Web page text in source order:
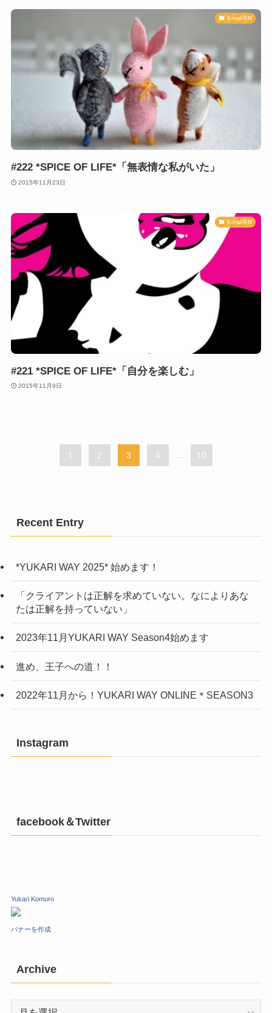
K-mail-BN
#222 *SPICE OF LIFE*「無表情な私がいた」
2015年11月23日
K-mail-BN
#221 *SPICE OF LIFE*「自分を楽しむ」
2015年11月9日
1 2 3 4 10
Recent Entry
*YUKARI WAY 2025* 始めます！
「クライアントは正解を求めていない。なによりあな
たは正解を持っていない」
2023年11月YUKARI WAY Season4始めます
進め、王子への道！！
2022年11月から！YUKARI WAY ONLINE＊SEASON3
Instagram
facebook＆Twitter
Yukari Komuro
バナーを作成
Archive
Archive